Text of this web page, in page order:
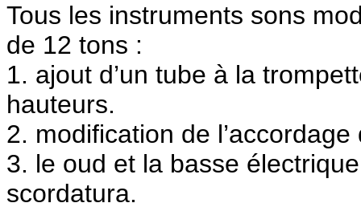
Tous les instruments sons
de 12 tons :
1. ajout d’un tube à la
hauteurs.
2. modification de
3. le oud et la basse
scordatura.